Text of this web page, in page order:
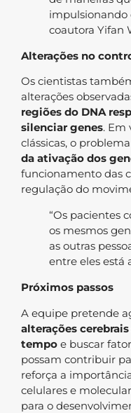
impulsionando
coautora Yifan
Alterações no
Os cientistas
alterações
regiões do DNA
silenciar genes. Em
clássicas, o
da ativação dos
funcionamento das
regulação do
“Os pacientes
os mesmos
as outras
entre eles está
Próximos passos
A equipe pretende
alterações
tempo e buscar
possam contribuir
reforça a
celulares e
para o